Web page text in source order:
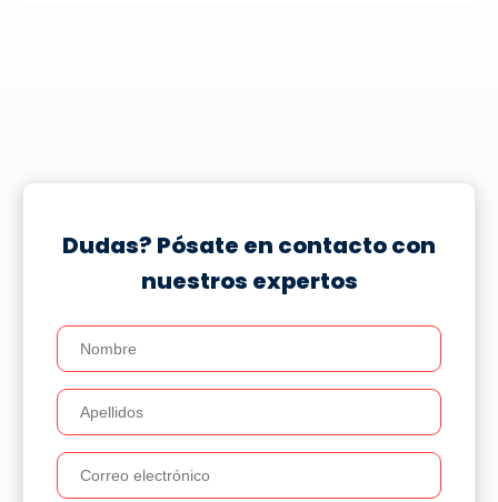
Dudas? Pósate en contacto con
nuestros expertos